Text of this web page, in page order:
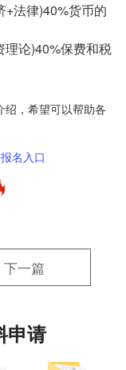
+法律)40%货币的
论)40%保费和税
绍，希望可以帮助各
名入口
下一篇
申请